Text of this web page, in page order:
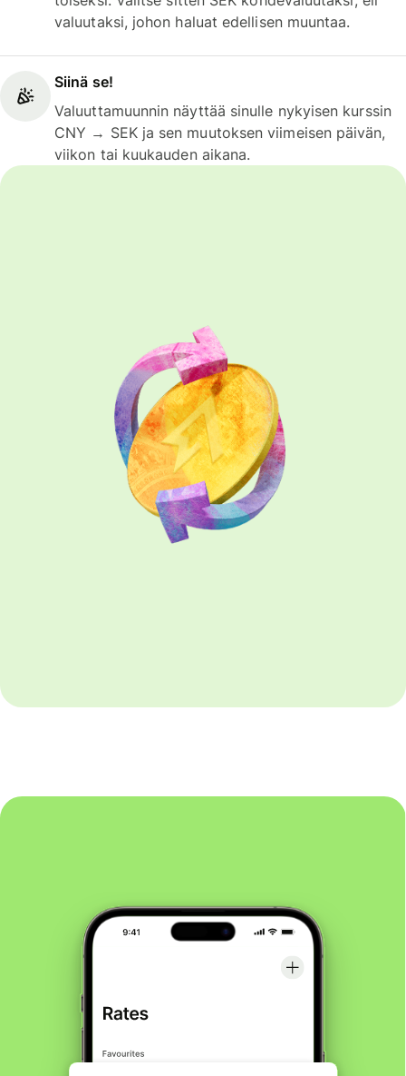
valuutaksi, johon haluat edellisen muuntaa.
Siinä se!
Valuuttamuunnin näyttää sinulle nykyisen kurssin
CNY → SEK ja sen muutoksen viimeisen päivän,
viikon tai kuukauden aikana.